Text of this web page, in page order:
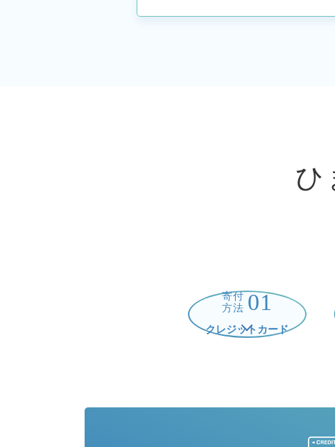
ひ
寄付
方法 01
クレジットカード